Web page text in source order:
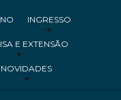
INGRESSO
E EXTENSÃO
NOVIDADES